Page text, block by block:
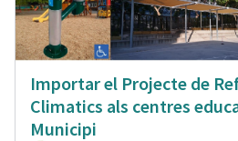
Importar el Projecte de
Climatics als centres
Municipi